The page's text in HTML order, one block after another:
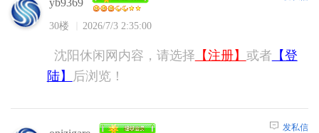
yb9369
30楼 2026/7/3 2:35:00
沈阳休闲网内容，请选择 【注册】 或者 【登
陆】
后浏览！
发私信